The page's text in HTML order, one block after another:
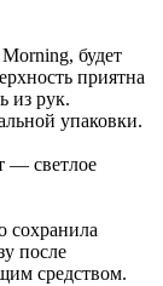
будет
приятна
из рук.
упаковки.
— светлое
сохранила
после
средством.